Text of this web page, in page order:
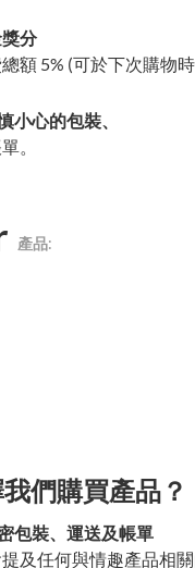
分
額 5% (可於下次購物
小心的包裝、
。
產品:
們購買產品？
包裝、運送及帳單
及任何與情趣產品相